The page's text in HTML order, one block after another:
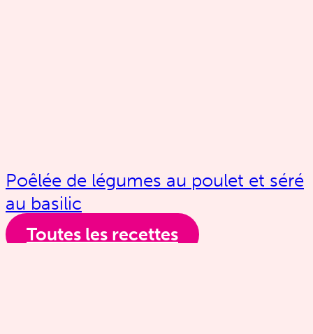
Poêlée de légumes au poulet et séré
au basilic
Toutes les recettes